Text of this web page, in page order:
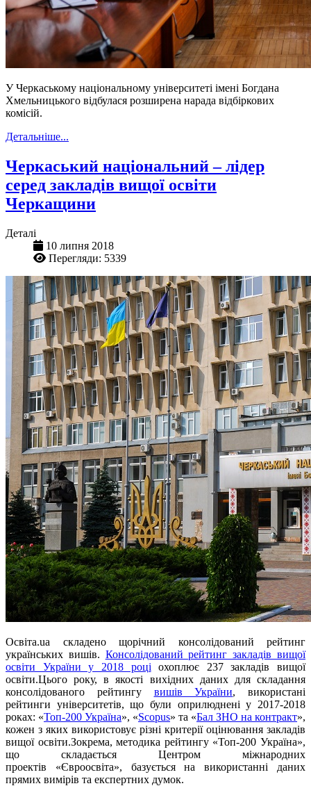
У Черкаському національному університеті імені Богдана
Хмельницького відбулася розширена нарада відбіркових
комісій.
Детальніше...
Черкаський національний – лідер
серед закладів вищої освіти
Черкащини
Деталі
10 липня 2018
Перегляди: 5339
Освіта.ua складено щорічний консолідований рейтинг
українських вишів. Консолідований рейтинг закладів вищої
освіти України у 2018 році охоплює 237 закладів вищої
освіти.Цього року, в якості вихідних даних для складання
консолідованого рейтингу вишів України, використані
рейтинги університетів, що були оприлюднені у 2017-2018
роках: «Топ-200 Україна», «Scopus» та «Бал ЗНО на контракт»,
кожен з яких використовує різні критерії оцінювання закладів
вищої освіти.Зокрема, методика рейтингу «Топ-200 Україна»,
що складається Центром міжнародних
проектів «Євроосвіта», базується на використанні даних
прямих вимірів та експертних думок.